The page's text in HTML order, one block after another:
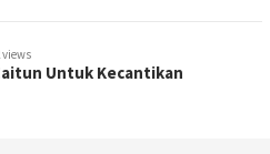
views
Untuk Kecantikan